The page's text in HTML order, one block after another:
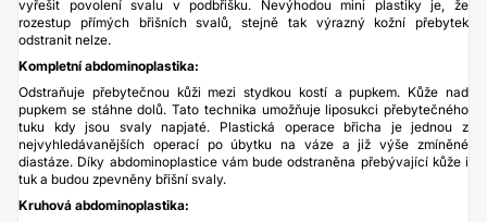
vyřešit povolení svalu v podbřišku. Nevýhodou mini plastiky je, že
rozestup přímých břišních svalů, stejně tak výrazný kožní přebytek
odstranit nelze.
Kompletní abdominoplastika:
Odstraňuje přebytečnou kůži mezi stydkou kostí a pupkem. Kůže nad
pupkem se stáhne dolů. Tato technika umožňuje liposukci přebytečného
tuku kdy jsou svaly napjaté. Plastická operace břicha je jednou z
nejvyhledávanějších operací po úbytku na váze a již výše zmíněné
diastáze. Díky abdominoplastice vám bude odstraněna přebývající kůže i
tuk a budou zpevněny břišní svaly.
Kruhová abdominoplastika: